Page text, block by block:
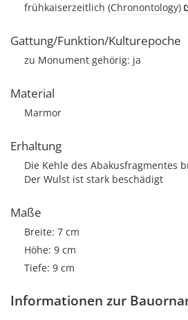
frühkaiserzeitlich (Chronontology)
Gattung/Funktion/Kulturepoche
zu Monument gehörig: ja
Material
Marmor
Erhaltung
Die Kehle des Abakusfragmentes
Der Wulst ist stark beschädigt
Maße
Breite: 7 cm
Höhe: 9 cm
Tiefe: 9 cm
Informationen zur